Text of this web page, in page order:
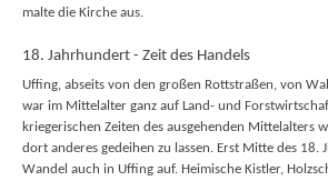
malte die Kirche aus.
18. Jahrhundert - Zeit des Handels
Uffing, abseits von den großen Rottstraßen, von
war im Mittelalter ganz auf Land- und
kriegerischen Zeiten des ausgehenden Mittelalters
dort anderes gedeihen zu lassen. Erst Mitte des 18.
Wandel auch in Uffing auf. Heimische Kistler,